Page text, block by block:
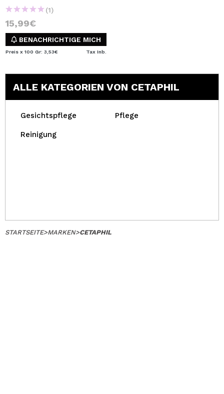
(1)
15,99€
BENACHRICHTIGE MICH
Preis x 100 Gr: 3,53€ Tax Inb.
ALLE KATEGORIEN VON CETAPHIL
Gesichtspflege Pflege
Reinigung
STARTSEITE>MARKEN>CETAPHIL